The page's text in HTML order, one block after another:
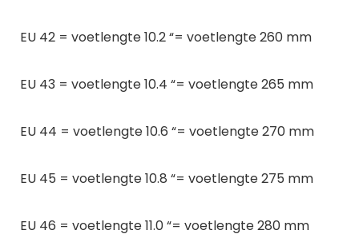
EU 42 = voetlengte 10.2 “= voetlengte 260 mm
EU 43 = voetlengte 10.4 “= voetlengte 265 mm
EU 44 = voetlengte 10.6 “= voetlengte 270 mm
EU 45 = voetlengte 10.8 “= voetlengte 275 mm
EU 46 = voetlengte 11.0 “= voetlengte 280 mm